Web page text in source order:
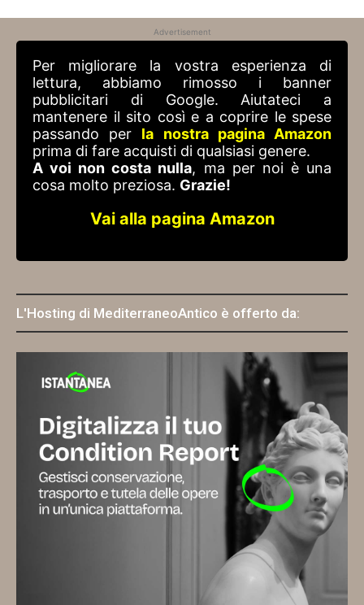
Advertisement
Per migliorare la vostra esperienza di
lettura, abbiamo rimosso i banner
pubblicitari di Google. Aiutateci a
mantenere il sito così e a coprire le spese
passando per la nostra pagina Amazon
prima di fare acquisti di qualsiasi genere.
A voi non costa nulla, ma per noi è una
cosa molto preziosa. Grazie!
Vai alla pagina Amazon
L'Hosting di MediterraneoAntico è offerto da: